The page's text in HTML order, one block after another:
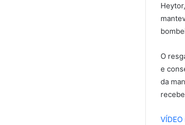
O
e
da
VÍDEO